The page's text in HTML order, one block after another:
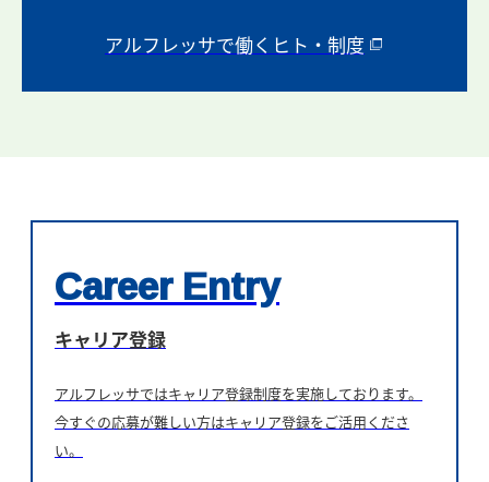
アルフレッサで働くヒト・制度
Career Entry
キャリア登録
アルフレッサではキャリア登録制度を実施しております。
今すぐの応募が難しい方はキャリア登録をご活用くださ
い。